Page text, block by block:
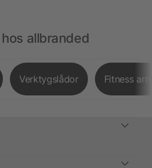
allbranded
Verktygslådor Fitness